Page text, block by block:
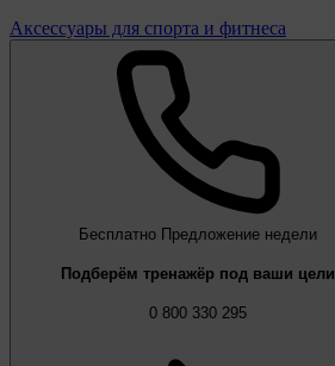
Аксессуары для спорта и фитнеса
Бесплатно Предложение недели
Подберём тренажёр под ваши цели
0 800 330 295